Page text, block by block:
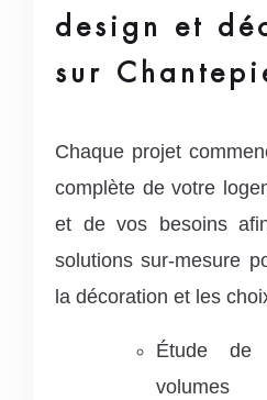
design et
sur
Chaque projet
complète de votre
et de vos besoins
solutions sur-mesure
la décoration et les
Étude de
volumes